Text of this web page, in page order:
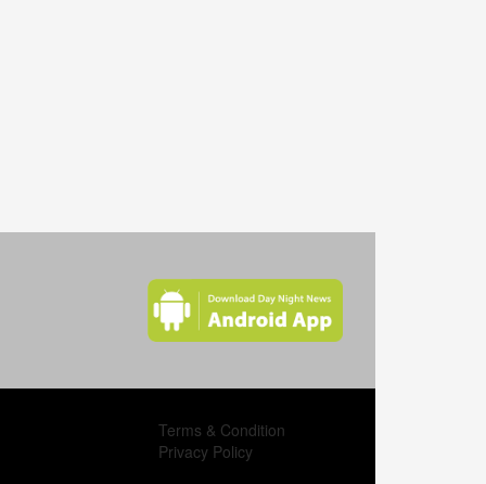
লক্ষ্মীপুরের রামগতিতে নদীভাঙা মানুষের ভালোবাসায় সিক্ত হলেন
বিধিনিষেধ বাস্তবায়নে কঠোর ফুলবাড়ী উপজেলা প্রশাসন!!
কমলনগরে মেঘনায় ধরা পড়লো ২২ কেজি ওজনের পাখি মাছ।
কমলনগরে করোনায় প্রাণ গেল স্বাস্থ্য কমপ্লেক্স কর্মীর।
Terms & Condition
Privacy Policy